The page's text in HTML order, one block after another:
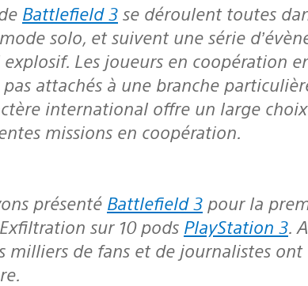
Battlefield 3 se déroulent toutes
solo, et suivent une série
Les joueurs en coopération
attachés à une branche
international offre un large
missions en coopération.
présenté Battlefield 3 pour la
sur 10 pods PlayStation 3.
milliers de fans et de journalistes ont